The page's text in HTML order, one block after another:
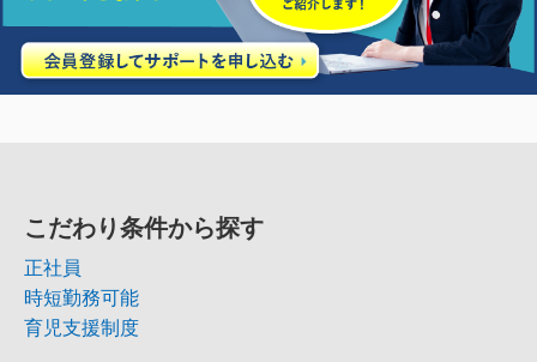
こだわり条件から探す
正社員
時短勤務可能
育児支援制度